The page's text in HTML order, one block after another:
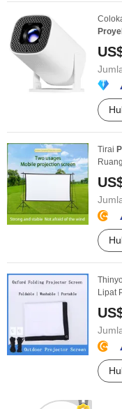
Tirai
Lipat